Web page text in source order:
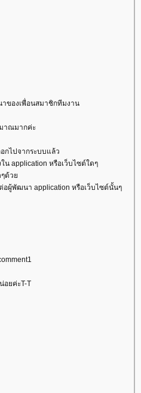
าของเพื่อนสมาชิกทีมงาน
มาณมากค่ะ
กไปจากระบบแล้ว
น application หรือเว็บไซต์ใดๆ
ๆด้ว
ผู้พัฒนา application หรือเว็บไซต์นั้นๆ
อยค่ะT-T